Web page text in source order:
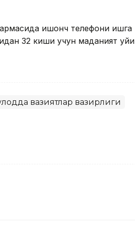
ишонч телефони ишга
32 киши учун маданият уйи
вазиятлар вазирлиги